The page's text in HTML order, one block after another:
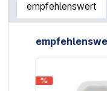
empfehlenswert
Artikelgalerie
%